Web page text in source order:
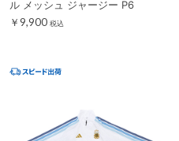
ル メッシュ ジャージー P6
￥9,900 税込